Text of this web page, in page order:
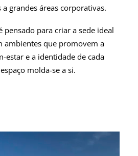
grandes áreas corporativas.
pensado para criar a sede ideal
ambientes que promovem a
estar e a identidade de cada
molda-se a si.